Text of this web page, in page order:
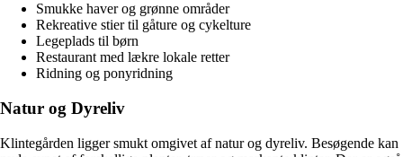
Smukke haver og grønne områder
Rekreative stier til gåture og cykelture
Legeplads til børn
Restaurant med lækre lokale retter
Ridning og ponyridning
Natur og Dyreliv
Klintegården ligger smukt omgivet af natur og dyreliv. Besøgende kan